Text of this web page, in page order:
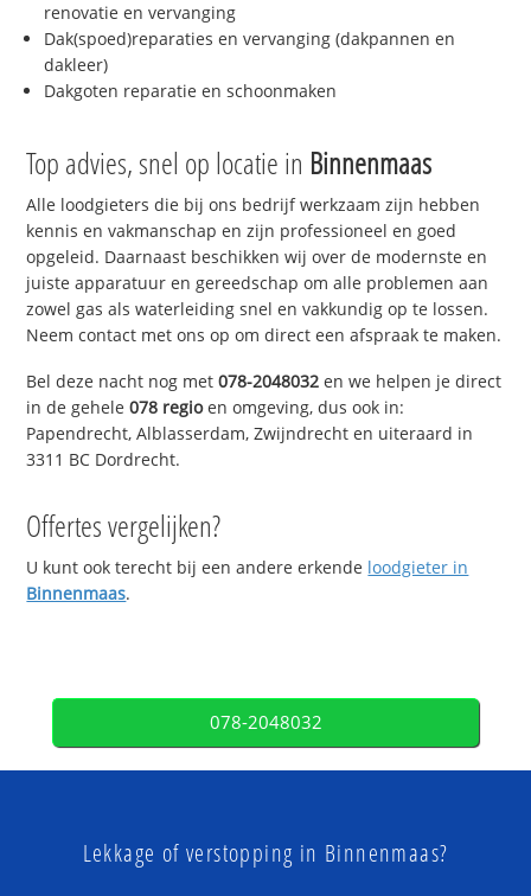
renovatie en vervanging
Dak(spoed)reparaties en vervanging (dakpannen en
dakleer)
Dakgoten reparatie en schoonmaken
Top advies, snel op locatie in Binnenmaas
Alle loodgieters die bij ons bedrijf werkzaam zijn hebben
kennis en vakmanschap en zijn professioneel en goed
opgeleid. Daarnaast beschikken wij over de modernste en
juiste apparatuur en gereedschap om alle problemen aan
zowel gas als waterleiding snel en vakkundig op te lossen.
Neem contact met ons op om direct een afspraak te maken.
Bel deze nacht nog met078-2048032 en we helpen je direct
in de gehele078 regioen omgeving, dus ook in:
Papendrecht, Alblasserdam, Zwijndrecht en uiteraard in
3311 BC Dordrecht.
Offertes vergelijken?
U kunt ook terecht bij een andere erkende loodgieter in
Binnenmaas.
078-2048032
Lekkage of verstopping in Binnenmaas?